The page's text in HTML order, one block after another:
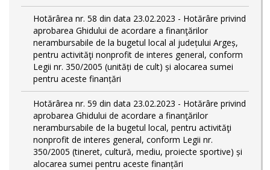
Hotărârea nr. 58 din data 23.02.2023 - Hotărâre privind
aprobarea Ghidului de acordare a finanţărilor
nerambursabile de la bugetul local al județului Argeș,
pentru activităţi nonprofit de interes general, conform
Legii nr. 350/2005 (unități de cult) și alocarea sumei
pentru aceste finanțări
Hotărârea nr. 59 din data 23.02.2023 - Hotărâre privind
aprobarea Ghidului de acordare a finanţărilor
nerambursabile de la bugetul local, pentru activităţi
nonprofit de interes general, conform Legii nr.
350/2005 (tineret, cultură, mediu, proiecte sportive) și
alocarea sumei pentru aceste finanțări